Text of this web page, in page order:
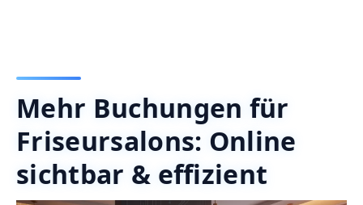
Mehr Buchungen für
Friseursalons: Online
sichtbar & effizient